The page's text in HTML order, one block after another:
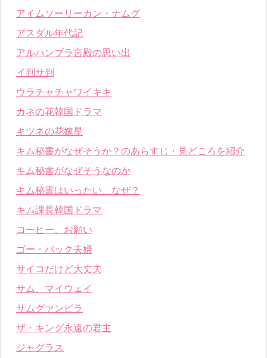
アイムソーリーカン・ナムグ
アスダル年代記
アルハンブラ宮殿の思い出
イ判サ判
ウラチャチャワイキキ
カネの花韓国ドラマ
キツネの花嫁星
キム秘書がなぜそうか？のあらすじ・見どころを紹介
キム秘書がなぜそうなのか
キム秘書はいったい、なぜ？
キム課長韓国ドラマ
コーヒー、お願い
ゴー・バック夫婦
サイコだけど大丈夫
サム、マイウェイ
サムグァンビラ
ザ・キング永遠の君主
ジャグラス